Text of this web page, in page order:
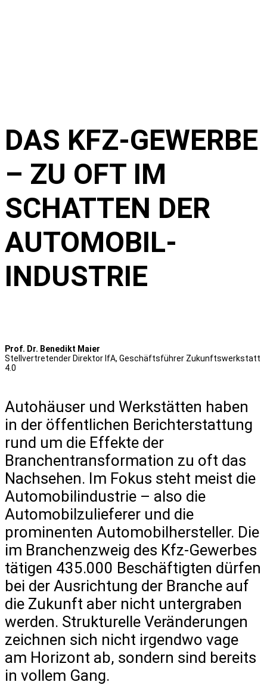
DAS KFZ-GEWERBE
– ZU OFT IM
SCHATTEN DER
AUTOMOBIL­­­
INDUSTRIE
Prof. Dr. Benedikt Maier
Stellvertretender Direktor IfA, Geschäftsführer Zukunftswerkstatt
4.0
Autohäuser und Werkstätten haben
in der öffentlichen Berichterstattung
rund um die Effekte der
Branchentransformation zu oft das
Nachsehen. Im Fokus steht meist die
Automobilindustrie – also die
Automobilzulieferer und die
prominenten Automobilhersteller. Die
im Branchenzweig des Kfz-Gewerbes
tätigen 435.000 Beschäftigten dürfen
bei der Ausrichtung der Branche auf
die Zukunft aber nicht untergraben
werden. Strukturelle Veränderungen
zeichnen sich nicht irgendwo vage
am Horizont ab, sondern sind bereits
in vollem Gang.